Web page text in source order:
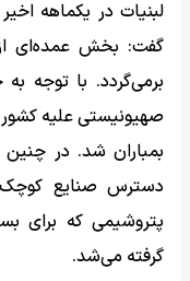
لبنیات در یکماهه
گفت: بخش عمده‌ای
برمی‌گردد. با توجه
صهیونیستی علیه
بمباران شد. در چنین
دسترس صنایع کوچک
پتروشیمی که برای
گرفته می‌شد.